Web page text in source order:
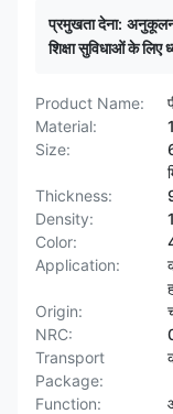
प्रमुखता देना: अनुकूलन
शिक्षा सुविधाओं के लिए
Product Name:
Material:
Size:
Thickness:
Density:
Color:
Application:
Origin:
NRC:
Transport
Package:
Function: